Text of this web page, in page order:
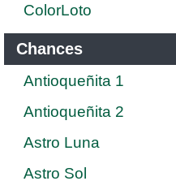
ColorLoto
Chances
Antioqueñita 1
Antioqueñita 2
Astro Luna
Astro Sol